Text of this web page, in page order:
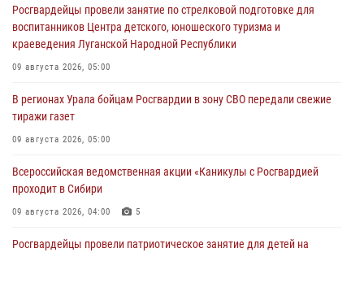
Росгвардейцы провели занятие по стрелковой подготовке для
воспитанников Центра детского, юношеского туризма и
краеведения Луганской Народной Республики
09 августа 2026, 05:00
В регионах Урала бойцам Росгвардии в зону СВО передали свежие
тиражи газет
09 августа 2026, 05:00
Всероссийская ведомственная акции «Каникулы с Росгвардией
проходит в Сибири
09 августа 2026, 04:00 5
Росгвардейцы провели патриотическое занятие для детей на